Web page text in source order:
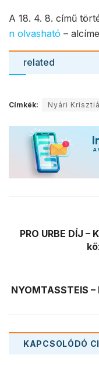
A 18. 4. 8. című
n olvasható –
related
Címkék: Nyári
PRO URBE DÍJ
NYOMTASSTEIS
KAPCSOLÓDÓ